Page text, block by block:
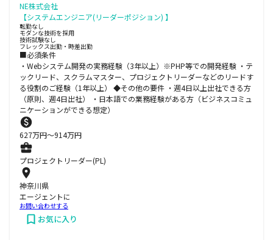
NE株式会社
【システムエンジニア(リーダーポジション) 】
転勤なし
モダンな技術を採用
技術試験なし
フレックス出勤・時差出勤
■必須条件
・Webシステム開発の実務経験（3年以上）※PHP等での開発経験 ・テ
ックリード、スクラムマスター、プロジェクトリーダーなどのリードす
る役割のご経験（1年以上） ◆その他の要件 ・週4日以上出社できる方
（原則、週4日出社） ・日本語での業務経験がある方（ビジネスコミュ
ニケーションができる想定）
627万円〜914万円
プロジェクトリーダー(PL)
神奈川県
エージェントに
お問い合わせする
お気に入り